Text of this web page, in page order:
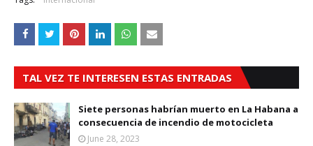
TAL VEZ TE INTERESEN ESTAS ENTRADAS
Siete personas habrían muerto en La Habana a
consecuencia de incendio de motocicleta
June 28, 2023